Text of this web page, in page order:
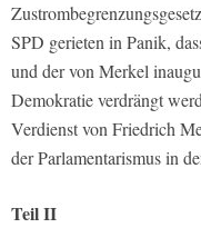
SPD gerieten in Panik,
und der von Merkel
Demokratie verdrängt
Verdienst von Friedrich
der Parlamentarismus in
Teil II